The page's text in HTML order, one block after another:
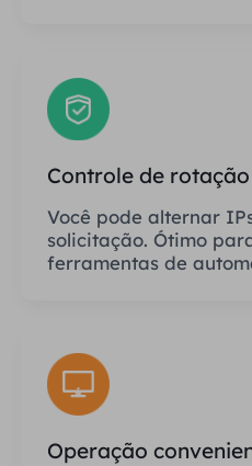
Controle de
Você pode alternar
solicitação. Ótimo
ferramentas de
Operação